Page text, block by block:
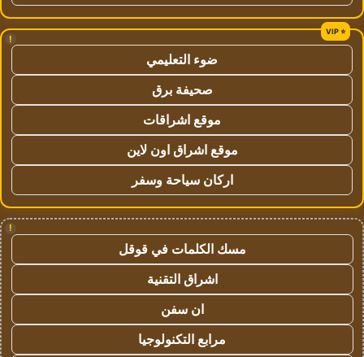
!
ضوء التعليمي
صحيفة برق
موقع اشراقات
موقع اشراق اون لاين
اركان سياحة وسفر
!
مسك الكلمات في قوقل
اشراق التقنية
ان سفن
مرابع التكنولوجيا